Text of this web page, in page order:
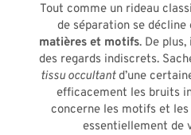
Tout comme un rideau
de séparation se décline
matières et motifs. De
des regards indiscrets.
tissu occultantd’une
efficacement les bruits
concerne les motifs et
essentiellement de